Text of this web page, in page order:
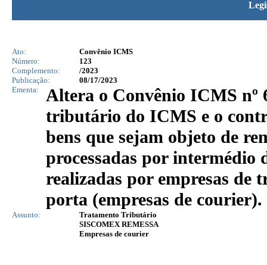
Ato:
Convênio ICMS
Número:
123
Complemento:
/2023
Publicação:
08/17/2023
Ementa:
Altera o Convênio ICMS nº
tributário do ICMS e o
bens que sejam objeto de
processadas por
realizadas por empresas de
porta (empresas de courier).
Assunto:
Tratamento Tributário
SISCOMEX REMESSA
Empresas de courier